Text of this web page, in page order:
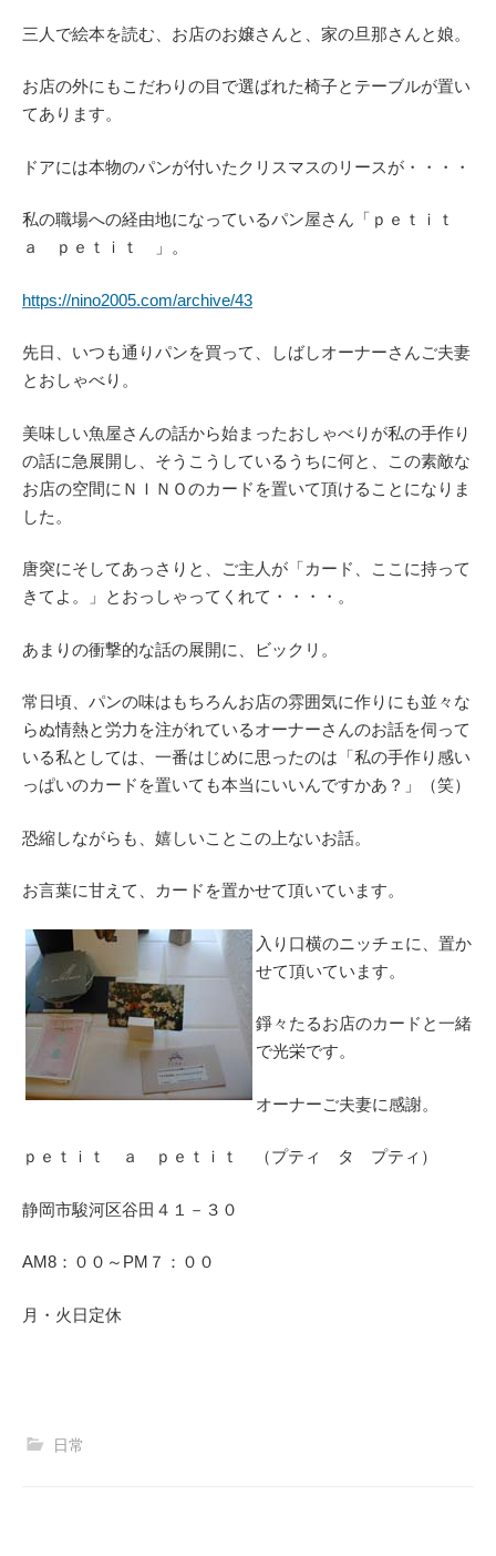
三人で絵本を読む、お店のお嬢さんと、家の旦那さんと娘。
お店の外にもこだわりの目で選ばれた椅子とテーブルが置い
てあります。
ドアには本物のパンが付いたクリスマスのリースが・・・・
私の職場への経由地になっているパン屋さん「ｐｅｔｉｔ
ａ ｐｅｔｉｔ 」。
https://nino2005.com/archive/43
先日、いつも通りパンを買って、しばしオーナーさんご夫妻
とおしゃべり。
美味しい魚屋さんの話から始まったおしゃべりが私の手作り
の話に急展開し、そうこうしているうちに何と、この素敵な
お店の空間にＮＩＮＯのカードを置いて頂けることになりま
した。
唐突にそしてあっさりと、ご主人が「カード、ここに持って
きてよ。」とおっしゃってくれて・・・・。
あまりの衝撃的な話の展開に、ビックリ。
常日頃、パンの味はもちろんお店の雰囲気に作りにも並々な
らぬ情熱と労力を注がれているオーナーさんのお話を伺って
いる私としては、一番はじめに思ったのは「私の手作り感い
っぱいのカードを置いても本当にいいんですかあ？」（笑）
恐縮しながらも、嬉しいことこの上ないお話。
お言葉に甘えて、カードを置かせて頂いています。
入り口横のニッチェに、置か
せて頂いています。
錚々たるお店のカードと一緒
で光栄です。
オーナーご夫妻に感謝。
ｐｅｔｉｔ ａ ｐｅｔｉｔ （プティ タ プティ）
静岡市駿河区谷田４１－３０
AM8：００～PM７：００
月・火日定休
日常